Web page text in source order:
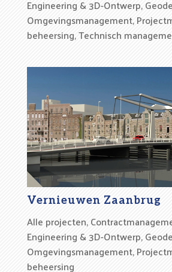
Engineering & 3D-Ontwerp,
Omgevingsmanagement,
beheersing,Technisch
Vernieuwen Zaanbrug
Alle projecten,
Engineering & 3D-Ontwerp,
Omgevingsmanagement,
beheersing